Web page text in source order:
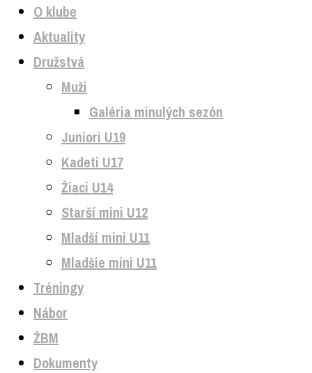
O klube
Aktuality
Družstvá
Muži
Galéria minulých sezón
Juniori U19
Kadeti U17
Žiaci U14
Starší mini U12
Mladší mini U11
Mladšie mini U11
Tréningy
Nábor
ŽBM
Dokumenty